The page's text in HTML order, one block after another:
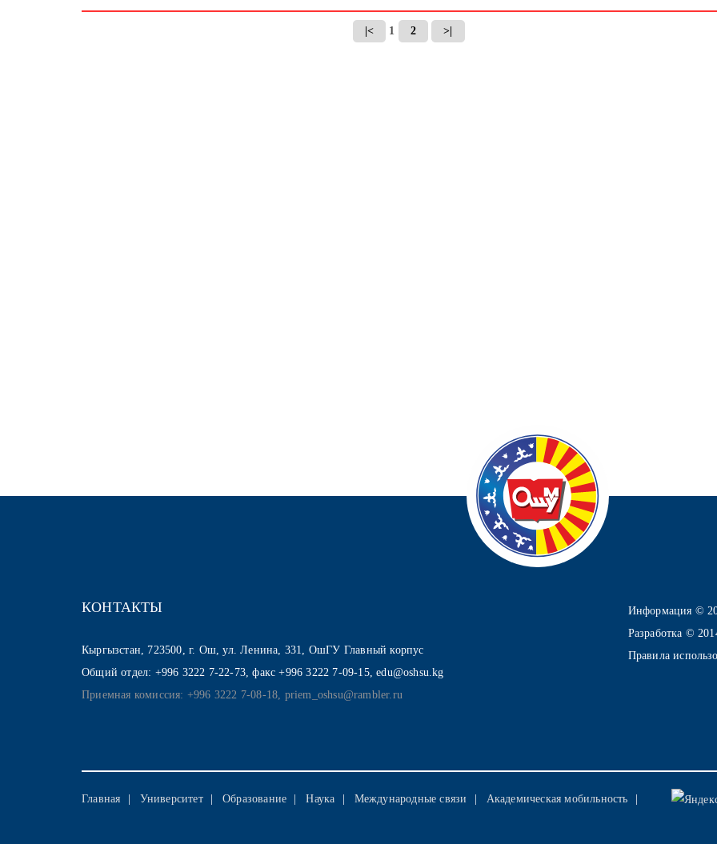
|< 1 2 >|
КОНТАКТЫ
Кыргызстан, 723500, г. Ош, ул. Ленина, 331, ОшГУ Главный корпус
Общий отдел: +996 3222 7-22-73, факс +996 3222 7-09-15, edu@oshsu.kg
Приемная комиссия: +996 3222 7-08-18, priem_oshsu@rambler.ru
Информация ©
Разработка ©
Правила
Главная Университет Образование Наука Международные связи Академическая мобильность